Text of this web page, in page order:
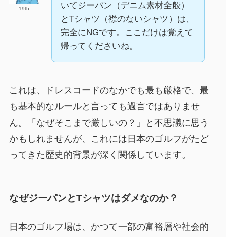
19th
いてジーパン（デニム素材全般）
とTシャツ（襟のないシャツ）は、
完全にNGです。ここだけは覚えて
帰ってくださいね。
これは、ドレスコードのなかでも最も厳格で、最
も基本的なルールと言っても過言ではありませ
ん。「なぜそこまで厳しいの？」と不思議に思う
かもしれませんが、これには日本のゴルフがたど
ってきた歴史的背景が深く関係しています。
なぜジーパンとTシャツはダメなのか？
日本のゴルフ場は、かつて一部の富裕層や社会的